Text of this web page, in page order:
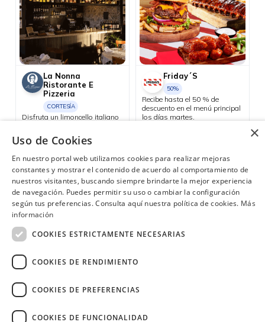
La Nonna
Ristorante E
Pizzeria
CORTESÍA
Disfruta un limoncello italiano
cuenta y haz que tu velada
tenga un final perfecto.
Manta
Friday´S
50%
Recibe hasta el 50 % de
descuento en el menú principal
los días martes.
Image
×
Uso de Cookies
En nuestro portal web utilizamos cookies para realizar mejoras
constantes y mostrar el contenido de acuerdo al comportamiento de
nuestros visitantes, buscando siempre brindarte la mejor experiencia
de navegación. Puedes permitir su uso o cambiar la configuración
según tus preferencias. Consulta aquí nuestra política de cookies. Más
información
COOKIES ESTRICTAMENTE NECESARIAS
COOKIES DE RENDIMIENTO
COOKIES DE PREFERENCIAS
COOKIES DE FUNCIONALIDAD